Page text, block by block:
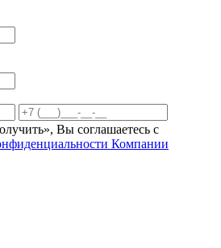
Вы соглашаетесь c
Компании